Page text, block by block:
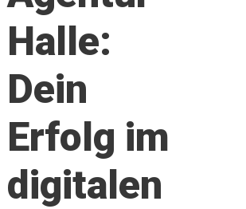
Halle:
Dein
Erfolg im
digitalen